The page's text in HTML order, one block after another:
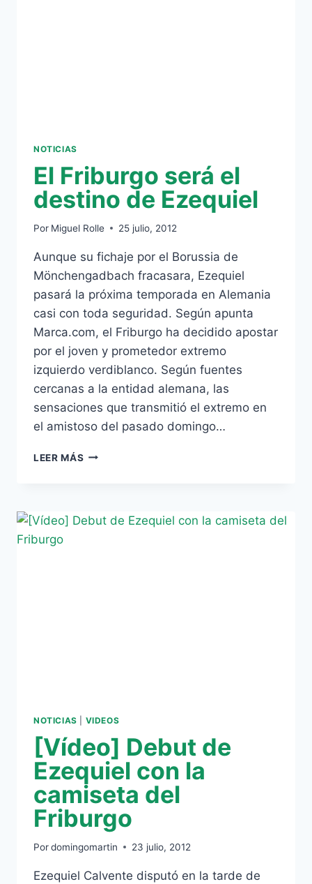
NOTICIAS
El Friburgo será el
destino de Ezequiel
Por Miguel Rolle 25 julio, 2012
Aunque su fichaje por el Borussia de
Mönchengadbach fracasara, Ezequiel
pasará la próxima temporada en Alemania
casi con toda seguridad. Según apunta
Marca.com, el Friburgo ha decidido apostar
por el joven y prometedor extremo
izquierdo verdiblanco. Según fuentes
cercanas a la entidad alemana, las
sensaciones que transmitió el extremo en
el amistoso del pasado domingo…
LEER MÁS EL
DE
NOTICIAS VIDEOS
[Vídeo] Debut de
Ezequiel con la
camiseta del
Friburgo
Pordomingomartin 23 julio, 2012
Ezequiel Calvente disputó en la tarde de